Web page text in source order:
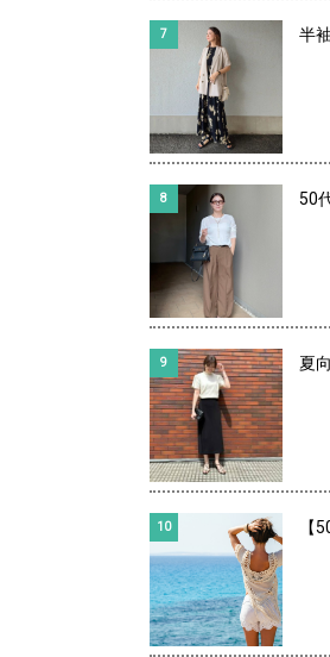
半
50
夏
【